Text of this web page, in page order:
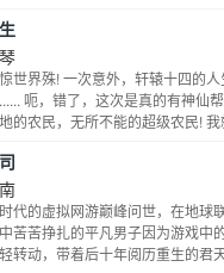
世界殊! 一次意外，轩辕十四的
呃，错了，这次是真的有神仙
的农民，无所不能的超级农民! 我
代的虚拟网游巅峰问世，在地球
苦苦挣扎的平凡男子因为游戏中
转动，带着后十年阅历重生的君